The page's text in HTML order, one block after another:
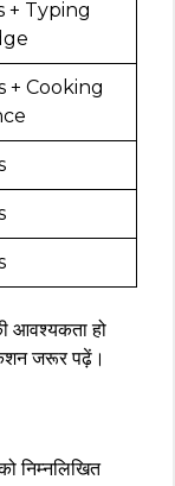
+ Typing
+ Cooking
आवश्यकता हो
जरूर पढ़ें।
निम्नलिखित